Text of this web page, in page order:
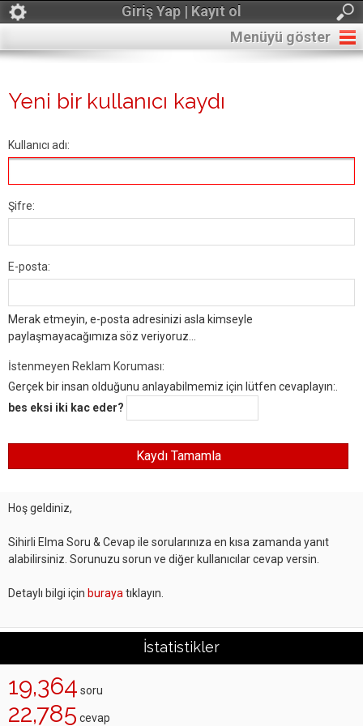
Giriş Yap | Kayıt ol
Menüyü göster
Yeni bir kullanıcı kaydı
Kullanıcı adı:
Şifre:
E-posta:
Merak etmeyin, e-posta adresinizi asla kimseyle
paylaşmayacağımıza söz veriyoruz...
İstenmeyen Reklam Koruması:
Gerçek bir insan olduğunu anlayabilmemiz için lütfen cevaplayın:.
bes eksi iki kac eder?
Hoş geldiniz,
Sihirli Elma Soru & Cevap ile sorularınıza en kısa zamanda yanıt
alabilirsiniz. Sorunuzu sorun ve diğer kullanıcılar cevap versin.
Detaylı bilgi için buraya tıklayın.
İstatistikler
19,364 soru
22,785 cevap